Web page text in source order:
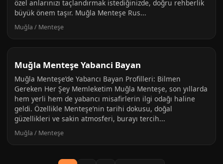
özel anlarınızı taçlandırmak istediğinizde, doğru rehberlik
büyük önem taşır. Muğla Menteşe Rus...
Muğla / Menteşe
Muğla Menteşe Yabanci Bayan
Muğla Menteşe’de Yabancı Bayan Profilleri: Bilmen
Gereken Her Şey Memleketim Muğla Menteşe, son yıllarda
hem yerli hem de yabancı misafirlerin ilgi odağı haline
geldi. Özellikle Menteşe’nin tarihi dokusu, doğal
güzellikleri ve sakin atmosferi, burayı tercih...
Muğla / Menteşe